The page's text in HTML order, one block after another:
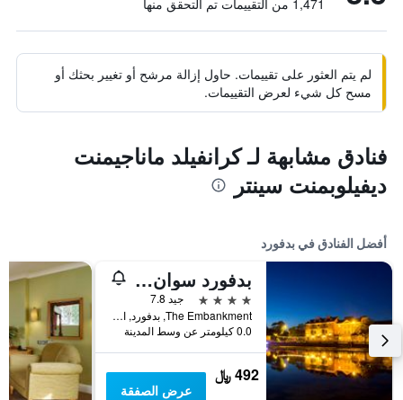
1,471 من التقييمات تم التحقق منها
لم يتم العثور على تقييمات. حاول إزالة مرشح أو تغيير بحثك أو
مسح كل شيء لعرض التقييمات.
فنادق مشابهة لـ كرانفيلد ماناجيمنت
ديفيلوبمنت سينتر
أفضل الفنادق في بدفورد
بدفورد سوان هوتل آند ثيرمال سبا
4 نجوم
جيد 7.8
The Embankment, بدفورد, المملكة المتحدة
0.0 كيلومتر عن وسط المدينة
492 ﷼
عرض الصفقة